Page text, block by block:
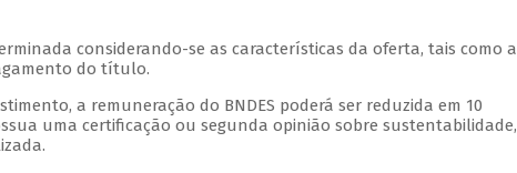
considerando-se as características da oferta, tais como a
do título.
a remuneração do BNDES poderá ser reduzida em 10
uma certificação ou segunda opinião sobre sustentabilidade,